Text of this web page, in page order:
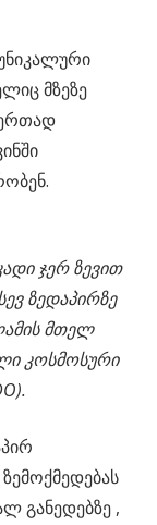
მზეზე
ერთად
ჯერ ზევით
ზედაპირზე
მთელ
კოსმოსური
განედებზე ,